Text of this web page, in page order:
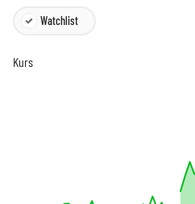
Watchlist
Kurs